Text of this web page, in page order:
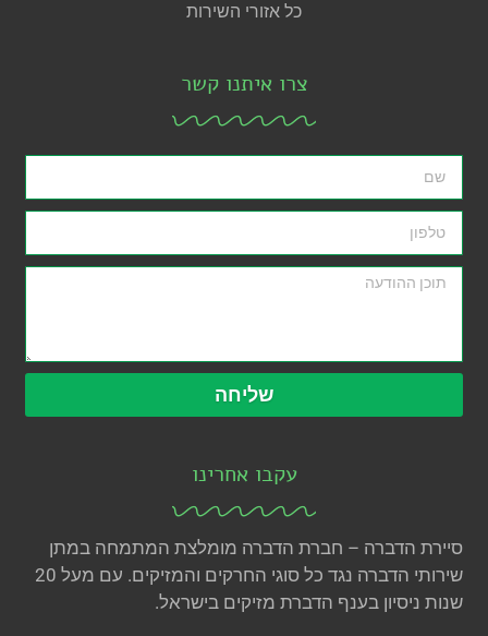
כל אזורי השירות
צרו איתנו קשר
שליחה
עקבו אחרינו
סיירת הדברה – חברת הדברה מומלצת המתמחה במתן
שירותי הדברה נגד כל סוגי החרקים והמזיקים. עם מעל 20
שנות ניסיון בענף הדברת מזיקים בישראל.